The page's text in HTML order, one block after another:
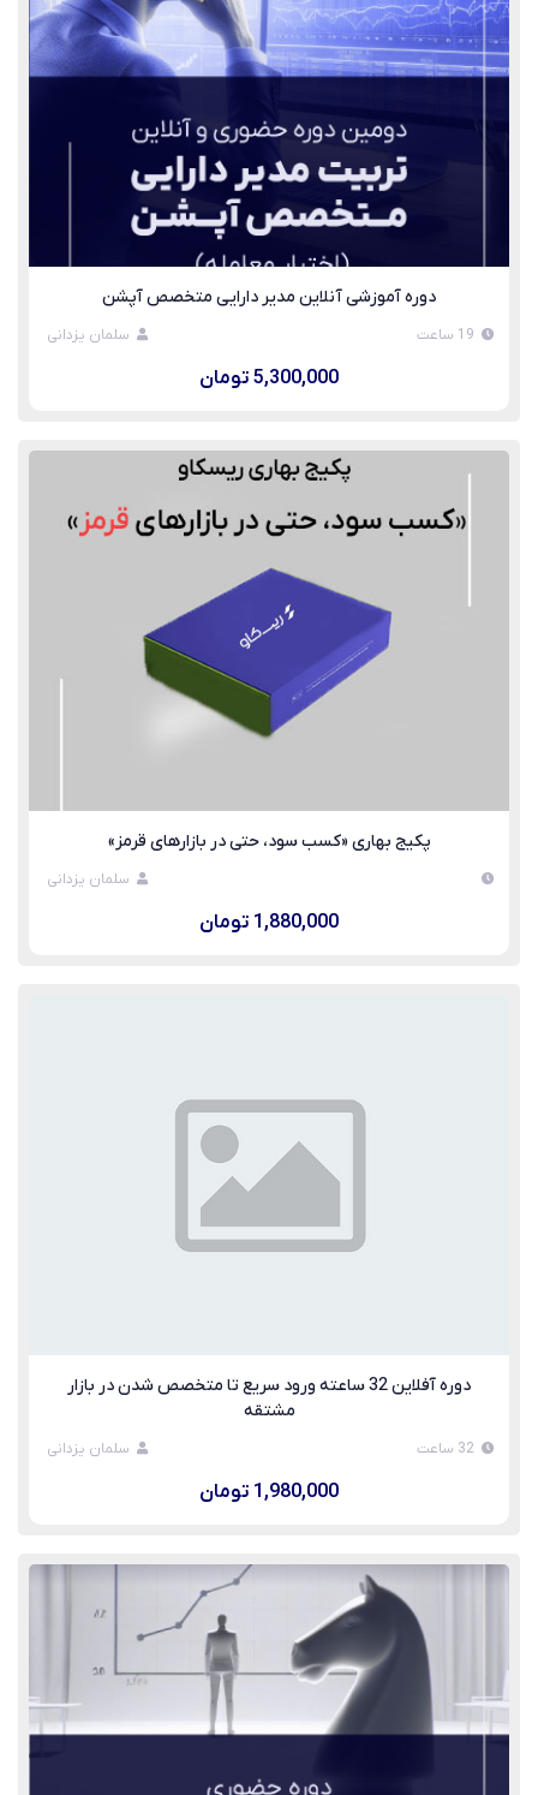
دوره آموزشی آنلاین مدیر دارایی متخصص آپشن
19 ساعت سلمان یزدانی
5,300,000 تومان
پکیج بهاری «کسب سود، حتی در بازارهای قرمز»
سلمان یزدانی
1,880,000 تومان
دوره آفلاین 32 ساعته ورود سریع تا متخصص شدن در بازار
مشتقه
32 ساعت سلمان یزدانی
1,980,000 تومان